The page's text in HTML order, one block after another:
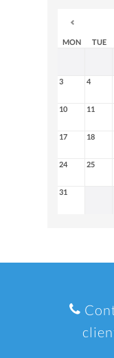
MON TUE
3 4
10 11
17 18
24 25
31